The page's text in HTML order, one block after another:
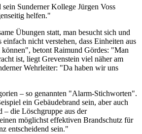
Sunderner Kollege Jürgen Voss
helfen."
Übungen statt, man besucht sich und
nicht verstehen, dass Einheiten aus
betont Raimund Gördes: "Man
ist, liegt Grevenstein viel näher am
Wehrleiter: "Da haben wir uns
– so genannten "Alarm-Stichworten".
ein Gebäudebrand sein, aber auch
– die Löschgruppe aus der
möglichst effektiven Brandschutz für
entscheidend sein."